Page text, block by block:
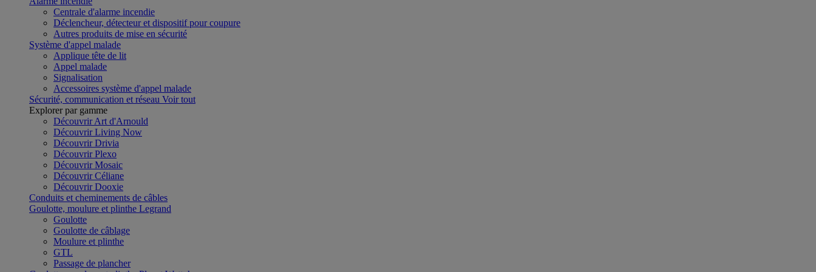
Centrale d'alarme incendie
Déclencheur, détecteur et dispositif pour coupure
Autres produits de mise en sécurité
Système d'appel malade
Applique tête de lit
Appel malade
Signalisation
Accessoires système d'appel malade
Sécurité, communication et réseau Voir tout
Explorer par gamme
Découvrir Art d'Arnould
Découvrir Living Now
Découvrir Drivia
Découvrir Plexo
Découvrir Mosaic
Découvrir Céliane
Découvrir Dooxie
Conduits et cheminements de câbles
Goulotte, moulure et plinthe Legrand
Goulotte
Goulotte de câblage
Moulure et plinthe
GTL
Passage de plancher